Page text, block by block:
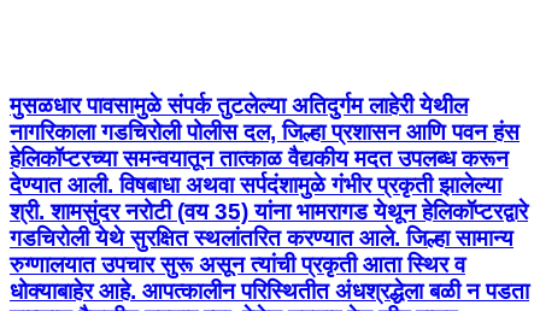
मुसळधार पावसामुळे संपर्क तुटलेल्या अतिदुर्गम लाहेरी येथील
नागरिकाला गडचिरोली पोलीस दल, जिल्हा प्रशासन आणि पवन हंस
हेलिकॉप्टरच्या समन्वयातून तात्काळ वैद्यकीय मदत उपलब्ध करून
देण्यात आली. विषबाधा अथवा सर्पदंशामुळे गंभीर प्रकृती झालेल्या
श्री. शामसुंदर नरोटी (वय 35) यांना भामरागड येथून हेलिकॉप्टरद्वारे
गडचिरोली येथे सुरक्षित स्थलांतरित करण्यात आले. जिल्हा सामान्य
रुग्णालयात उपचार सुरू असून त्यांची प्रकृती आता स्थिर व
धोक्याबाहेर आहे. आपत्कालीन परिस्थितीत अंधश्रद्धेला बळी न पडता